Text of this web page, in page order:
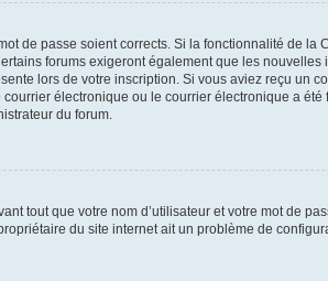
de passe soient corrects. Si la fonctionnalité de
forums exigeront également que les
lors de votre inscription. Si vous aviez reçu un
électronique ou le courrier électronique a
du forum.
tout que votre nom d’utilisateur et votre mot de
du site internet ait un problème de